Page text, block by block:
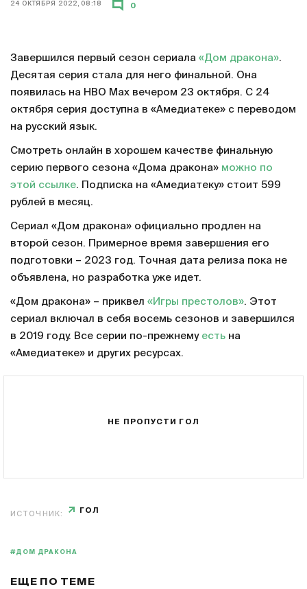
24 ОКТЯБРЯ 2022, 08:18 0
Завершился первый сезон сериала «Дом дракона».
Десятая серия стала для него финальной. Она
появилась на HBO Max вечером 23 октября. С 24
октября серия доступна в «Амедиатеке» с переводом
на русский язык.
Смотреть онлайн в хорошем качестве финальную
серию первого сезона «Дома дракона» можно по
этой ссылке. Подписка на «Амедиатеку» стоит 599
рублей в месяц.
Сериал «Дом дракона» официально продлен на
второй сезон. Примерное время завершения его
подготовки – 2023 год. Точная дата релиза пока не
объявлена, но разработка уже идет.
«Дом дракона» – приквел «Игры престолов». Этот
сериал включал в себя восемь сезонов и завершился
в 2019 году. Все серии по-прежнему есть на
«Амедиатеке» и других ресурсах.
НЕ ПРОПУСТИ ГОЛ
ИСТОЧНИК: ГОЛ
#ДОМ ДРАКОНА
ЕЩЕ ПО ТЕМЕ